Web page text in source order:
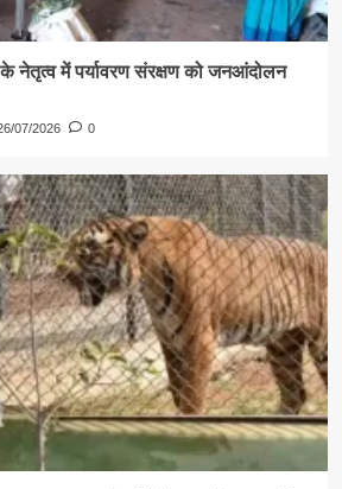
नेतृत्व में पर्यावरण संरक्षण को जनआंदोलन
07/2026 0